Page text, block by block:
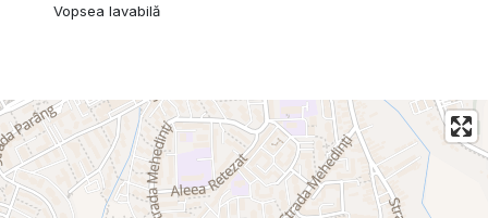
Vopsea lavabilă